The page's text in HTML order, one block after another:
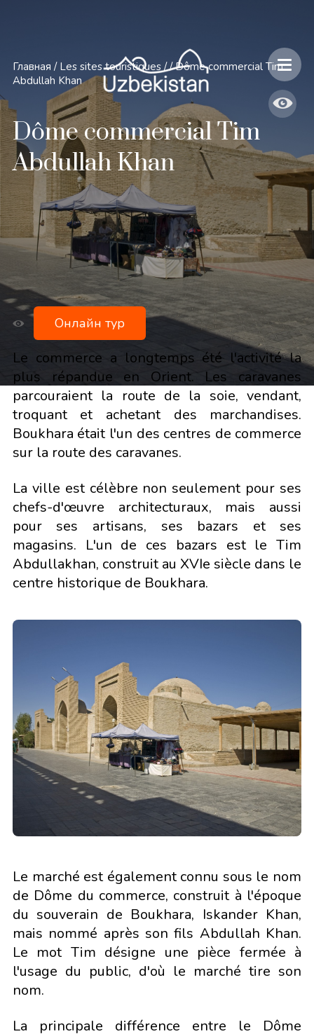
Главная / Les sites touristiques / / Dôme commercial Tim
Abdullah Khan
Dôme commercial Tim
Abdullah Khan
Le commerce a longtemps été l'activité la
plus répandue en Orient. Les caravanes
parcouraient la route de la soie, vendant,
troquant et achetant des marchandises.
Boukhara était l'un des centres de commerce
sur la route des caravanes.
La ville est célèbre non seulement pour ses
chefs-d'œuvre architecturaux, mais aussi
pour ses artisans, ses bazars et ses
magasins. L'un de ces bazars est le Tim
Abdullakhan, construit au XVIe siècle dans le
centre historique de Boukhara.
Le marché est également connu sous le nom
de Dôme du commerce, construit à l'époque
du souverain de Boukhara, Iskander Khan,
mais nommé après son fils Abdullah Khan.
Le mot Tim désigne une pièce fermée à
l'usage du public, d'où le marché tire son
nom.
La principale différence entre le Dôme
Онлайн тур